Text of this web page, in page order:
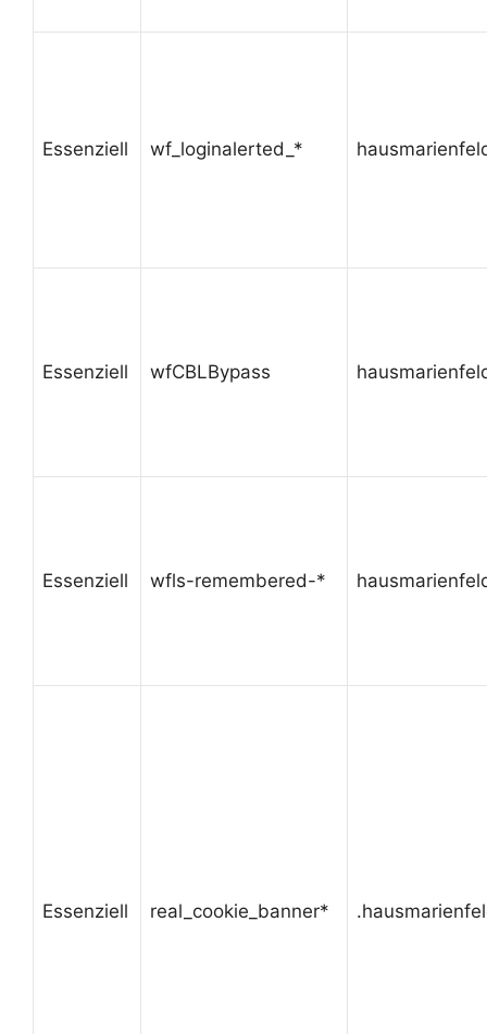
Essenziell wf_loginalerted_*
Essenziell wfCBLBypass
Essenziell wfls-remembered-*
Essenziell real_cookie_banner*